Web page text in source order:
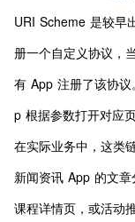
URI Scheme 是较早
册一个自定义协议，
有 App 注册了该协
p 根据参数打开对应页
在实际业务中，这类
新闻资讯 App 的文
课程详情页，或活动